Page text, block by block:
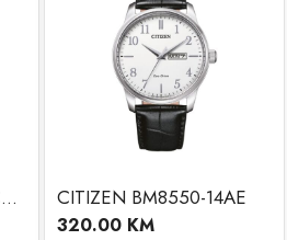
CITIZEN ECO-DRIVE CA4624-56X CITIZEN BM8550-14AE
320.00 KM